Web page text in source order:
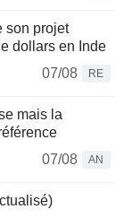
son projet
dollars en Inde
07/08
RE
mais la
07/08
AN